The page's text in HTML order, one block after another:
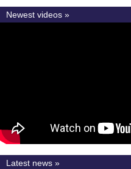
Newest videos »
Latest news »